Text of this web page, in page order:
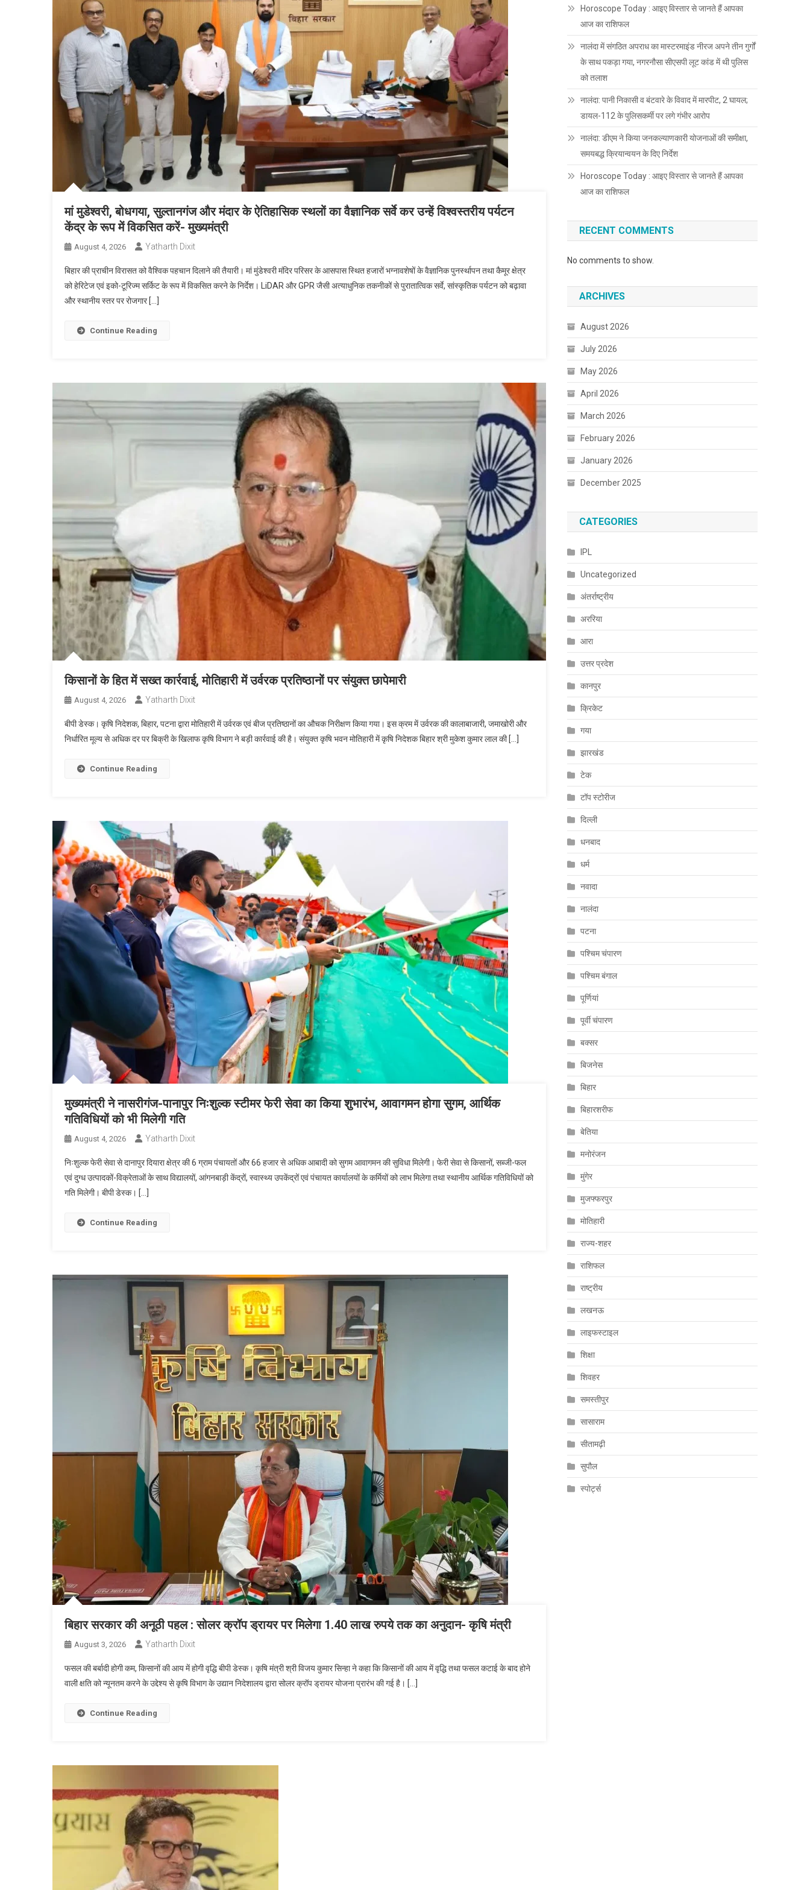
मां मुडेश्वरी, बोधगया, सुल्तानगंज और मंदार के ऐतिहासिक स्थलों का वैज्ञानिक सर्वे कर उन्हें विश्वस्तरीय पर्यटन
केंद्र के रूप में विकसित करें- मुख्यमंत्री
August 4, 2026 Yatharth Dixit
बिहार की प्राचीन विरासत को वैश्विक पहचान दिलाने की तैयारी। मां मुंडेश्वरी मंदिर परिसर के आसपास स्थित हजारों भग्नावशेषों के वैज्ञानिक पुनर्स्थापन तथा कैमूर क्षेत्र
को हेरिटेज एवं इको-टूरिज्म सर्किट के रूप में विकसित करने के निर्देश। LiDAR और GPR जैसी अत्याधुनिक तकनीकों से पुरातात्विक सर्वे, सांस्कृतिक पर्यटन को बढ़ावा
और स्थानीय स्तर पर रोजगार […]
Continue Reading
किसानों के हित में सख्त कार्रवाई, मोतिहारी में उर्वरक प्रतिष्ठानों पर संयुक्त छापेमारी
August 4, 2026 Yatharth Dixit
बीपी डेस्क। कृषि निदेशक, बिहार, पटना द्वारा मोतिहारी में उर्वरक एवं बीज प्रतिष्ठानों का औचक निरीक्षण किया गया। इस क्रम में उर्वरक की कालाबाजारी, जमाखोरी और
निर्धारित मूल्य से अधिक दर पर बिक्री के खिलाफ कृषि विभाग ने बड़ी कार्रवाई की है। संयुक्त कृषि भवन मोतिहारी में कृषि निदेशक बिहार श्री मुकेश कुमार लाल की […]
Continue Reading
मुख्यमंत्री ने नासरीगंज-पानापुर निःशुल्क स्टीमर फेरी सेवा का किया शुभारंभ, आवागमन होगा सुगम, आर्थिक
गतिविधियों को भी मिलेगी गति
August 4, 2026 Yatharth Dixit
निःशुल्क फेरी सेवा से दानापुर दियारा क्षेत्र की 6 ग्राम पंचायतों और 66 हजार से अधिक आबादी को सुगम आवागमन की सुविधा मिलेगी। फेरी सेवा से किसानों, सब्जी-फल
एवं दुग्ध उत्पादकों-विक्रेताओं के साथ विद्यालयों, आंगनबाड़ी केंद्रों, स्वास्थ्य उपकेंद्रों एवं पंचायत कार्यालयों के कर्मियों को लाभ मिलेगा तथा स्थानीय आर्थिक गतिविधियों को
गति मिलेगी। बीपी डेस्क। […]
Continue Reading
बिहार सरकार की अनूठी पहल : सोलर क्रॉप ड्रायर पर मिलेगा 1.40 लाख रुपये तक का अनुदान- कृषि मंत्री
August 3, 2026 Yatharth Dixit
फसल की बर्बादी होगी कम, किसानों की आय में होगी वृद्धि बीपी डेस्क। कृषि मंत्री श्री विजय कुमार सिन्हा ने कहा कि किसानों की आय में वृद्धि तथा फसल कटाई के बाद होने
वाली क्षति को न्यूनतम करने के उद्देश्य से कृषि विभाग के उद्यान निदेशालय द्वारा सोलर क्रॉप ड्रायर योजना प्रारंभ की गई है। […]
Continue Reading
Horoscope Today : आइए विस्तार से जानते हैं आपका
आज का राशिफल
नालंदा में संगठित अपराध का मास्टरमाइंड नीरज अपने तीन गुर्गों
के साथ पकड़ा गया, नगरनौसा सीएसपी लूट कांड में थी पुलिस
को तलाश
नालंदा: पानी निकासी व बंटवारे के विवाद में मारपीट, 2 घायल;
डायल-112 के पुलिसकर्मी पर लगे गंभीर आरोप
नालंदा: डीएम ने किया जनकल्याणकारी योजनाओं की समीक्षा,
समयबद्ध क्रियान्वयन के दिए निर्देश
Horoscope Today : आइए विस्तार से जानते हैं आपका
आज का राशिफल
RECENT COMMENTS
No comments to show.
ARCHIVES
August 2026
July 2026
May 2026
April 2026
March 2026
February 2026
January 2026
December 2025
CATEGORIES
IPL
Uncategorized
अंतर्राष्ट्रीय
अररिया
आरा
उत्तर प्रदेश
कानपुर
क्रिकेट
गया
झारखंड
टेक
टॉप स्टोरीज
दिल्ली
धनबाद
धर्म
नवादा
नालंदा
पटना
पश्चिम चंपारण
पश्चिम बंगाल
पूर्णियां
पूर्वी चंपारण
बक्सर
बिजनेस
बिहार
बिहारशरीफ
बेतिया
मनोरंजन
मुंगेर
मुजफ्फरपुर
मोतिहारी
राज्य-शहर
राशिफल
राष्ट्रीय
लखनऊ
लाइफस्टाइल
शिक्षा
शिवहर
समस्तीपुर
सासाराम
सीतामढ़ी
सुपौल
स्पोर्ट्स